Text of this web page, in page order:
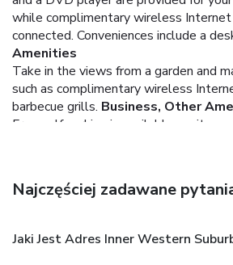
while complimentary wireless Internet
connected. Conveniences include a
Amenities
Take in the views from a garden and
such as complimentary wireless
barbecue grills. Business, Other
Free self parking is available onsite.
Najczęściej zadawane
Jaki Jest Adres Inner Western